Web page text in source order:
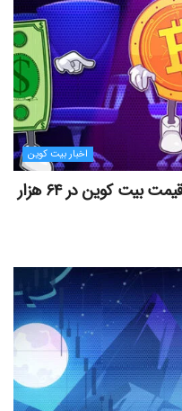
اخبار بیت کوین
اوج‌گیری طلا با تقاضای چین؛ چرا قیمت بیت کوین در ۶۴ هزار